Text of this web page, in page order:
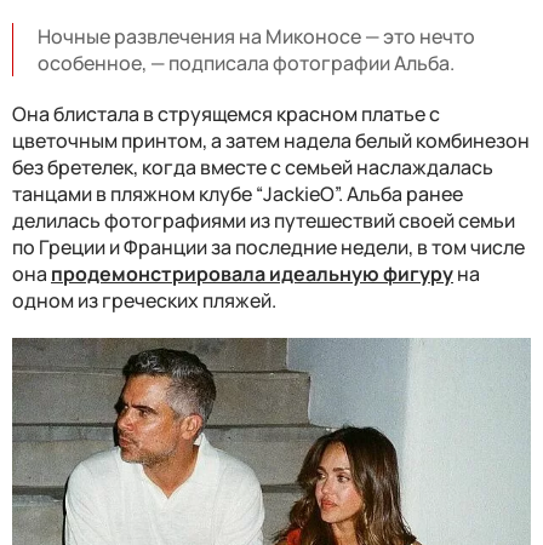
Ночные развлечения на Миконосе — это нечто
особенное, — подписала фотографии Альба.
Она блистала в струящемся красном платье с
цветочным принтом, а затем надела белый комбинезон
без бретелек, когда вместе с семьей наслаждалась
танцами в пляжном клубе “JackieO”. Альба ранее
делилась фотографиями из путешествий своей семьи
по Греции и Франции за последние недели, в том числе
она продемонстрировала идеальную фигуруна
одном из греческих пляжей.